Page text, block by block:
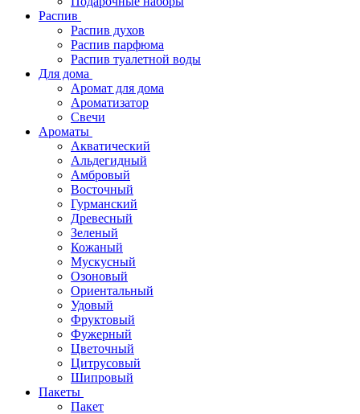
Распив
Распив духов
Распив парфюма
Распив туалетной воды
Для дома
Аромат для дома
Ароматизатор
Свечи
Ароматы
Акватический
Альдегидный
Амбровый
Восточный
Гурманский
Древесный
Зеленый
Кожаный
Мускусный
Озоновый
Ориентальный
Удовый
Фруктовый
Фужерный
Цветочный
Цитрусовый
Шипровый
Пакеты
Пакет